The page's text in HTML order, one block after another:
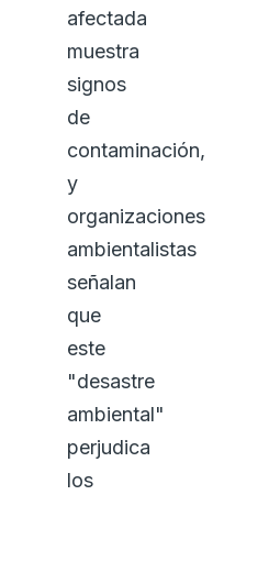
afectada
muestra
signos
de
contaminación,
y
organizaciones
ambientalistas
señalan
que
este
"desastre
ambiental"
perjudica
los